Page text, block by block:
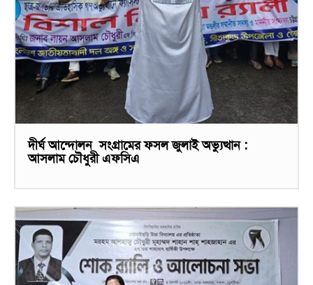
দীর্ঘ আন্দোলন সংগ্রামের ফসল জুলাই অভ্যুত্থান :
আসলাম চৌধুরী এফসিএ